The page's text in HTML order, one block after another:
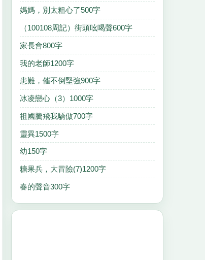
媽媽，別太粗心了500字
（100108周記）街頭吆喝聲600字
家長會800字
我的老師1200字
患難，催不倒堅強900字
冰凌戀心（3）1000字
祖國騰飛我驕傲700字
靈異1500字
幼150字
糖果兵，大冒險(7)1200字
春的聲音300字